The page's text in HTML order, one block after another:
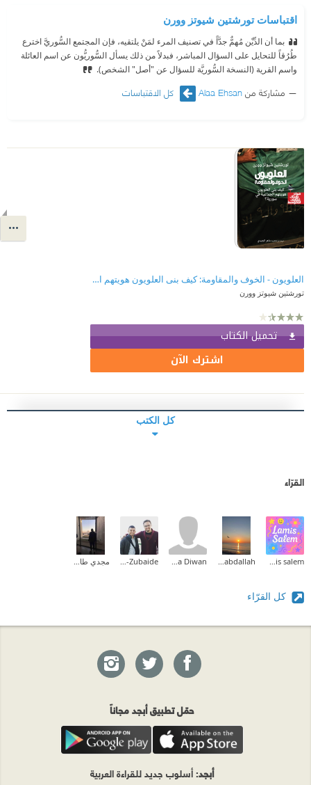
اقتباسات تورشتين شيوتز وورن
بما أن الدِّيْن مُهمٌّ جدَّاً في تصنيف المرء لمَنْ يلتقيه، فإن المجتمع السُّوريَّ اخترع
طُرُقاً للتحايل على السؤال المباشر، فبدلاً من ذلك يسأل السُّوريُّون عن اسم العائلة
واسم القرية (النسخة السُّوريَّة للسؤال عن "أصل" الشخص).
مشاركة منAlaa Ehsan كل الاقتباسات
العلويون - الخوف والمقاومة: كيف بنى العلويون هويتهم الجماعية في سورية
تورشتين شيوتز وورن
تحميل الكتاب
اشترك الآن
كل الكتب
القرّاء
كل القرّاء
حمّل تطبيق أبجد مجاناً
أبجد: أسلوب جديد للقراءة العربية